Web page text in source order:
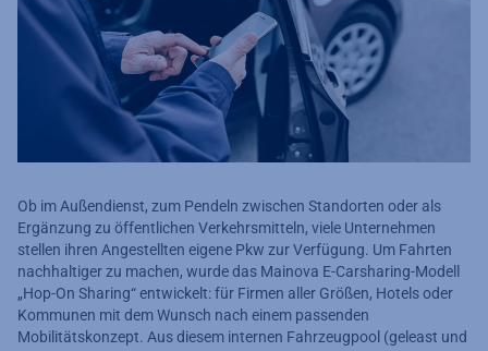
Ob im Außendienst, zum Pendeln zwischen Standorten oder als
Ergänzung zu öffentlichen Verkehrsmitteln, viele Unternehmen
stellen ihren Angestellten eigene Pkw zur Verfügung. Um Fahrten
nachhaltiger zu machen, wurde das Mainova E-Carsharing-Modell
„Hop-On Sharing“ entwickelt: für Firmen aller Größen, Hotels oder
Kommunen mit dem Wunsch nach einem passenden
Mobilitätskonzept. Aus diesem internen Fahrzeugpool (geleast und